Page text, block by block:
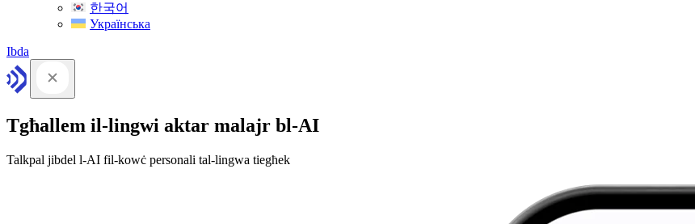
한국어
Українська
Ibda
Tgħallem il-lingwi aktar malajr bl-AI
Talkpal jibdel l-AI fil-kowċ personali tal-lingwa tiegħek